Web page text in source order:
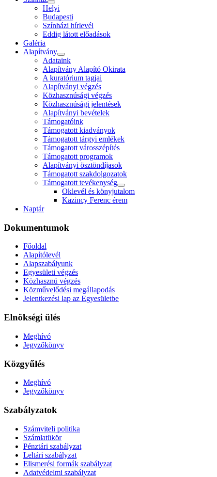
Helyi
Budapesti
Színházi hírlevél
Eddig látott előadások
Galéria
Alapítvány
Adataink
Alapítvány Alapító Okirata
A kuratórium tagjai
Alapítványi végzés
Közhasznúsági végzés
Közhasznúsági jelentések
Alapítványi bevételek
Támogatóink
Támogatott kiadványok
Támogatott tárgyi emlékek
Támogatott városszépítés
Támogatott programok
Alapítványi ösztöndíjasok
Támogatott szakdolgozatok
Támogatott tevékenység
Oklevél és könyjutalom
Kazincy Ferenc érem
Naptár
Dokumentumok
Főoldal
Alapítólevél
Alapszabályunk
Egyesületi végzés
Közhasznú végzés
Közművelődési megállapodás
Jelentkezési lap az Egyesületbe
Elnökségi ülés
Meghívó
Jegyzőkönyv
Közgyűlés
Meghívó
Jegyzőkönyv
Szabályzatok
Számviteli politika
Számlatükör
Pénztári szabályzat
Leltári szabályzat
Elismerési formák szabályzat
Adatvédelmi szabályzat